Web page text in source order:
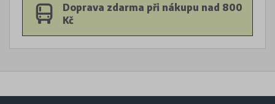
Doprava zdarma při nákupu nad 800
Kč